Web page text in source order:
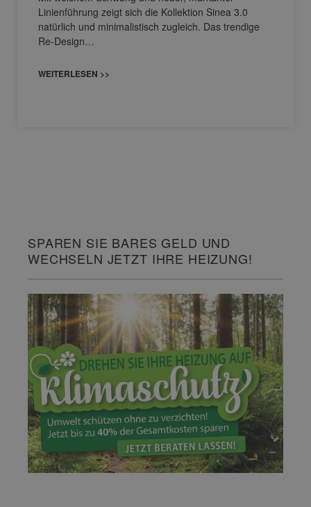
Linienführung zeigt sich die Kollektion Sinea 3.0
natürlich und minimalistisch zugleich. Das trendige
Re-Design…
WEITERLESEN >>
SPAREN SIE BARES GELD UND
WECHSELN JETZT IHRE HEIZUNG!